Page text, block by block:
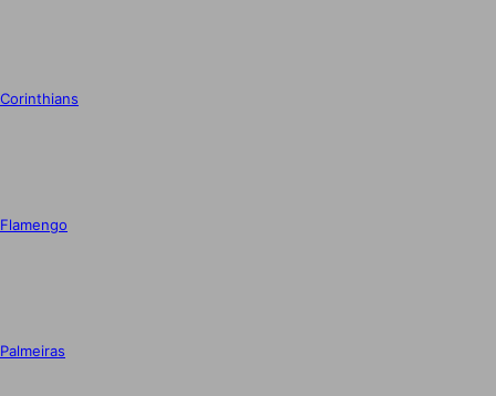
Corinthians
Flamengo
Palmeiras